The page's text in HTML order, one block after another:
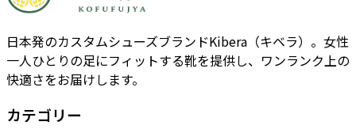
日本発のカスタムシューズブランドKibera（キベラ）。女性
一人ひとりの足にフィットする靴を提供し、ワンランク上の
快適さをお届けします。
カテゴリー